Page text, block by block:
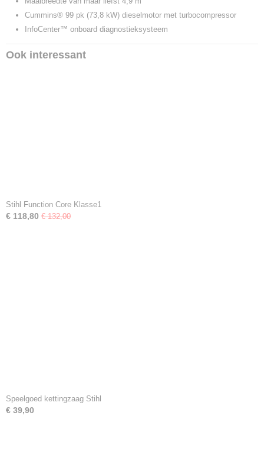
Cummins® 99 pk (73,8 kW) dieselmotor met turbocompressor
InfoCenter™ onboard diagnostieksysteem
Ook interessant
Stihl Function Core Klasse1
€ 118,80 € 132,00
Speelgoed kettingzaag Stihl
€ 39,90